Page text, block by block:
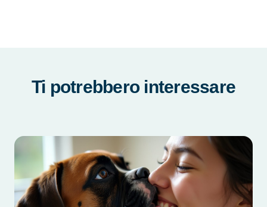
Ti potrebbero interessare